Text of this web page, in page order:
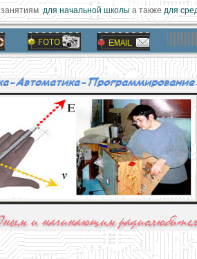
для начальной школыа такжедля
educational materials and